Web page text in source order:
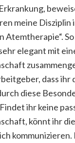
meine Disziplin
Atemtherapie“.
elegant mit
dass ihr
diese
ihr keine
könnt ihr